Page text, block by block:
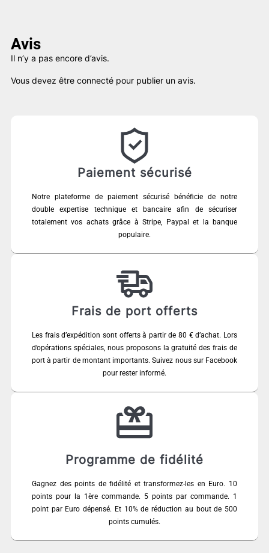
Avis
Il n’y a pas encore d’avis.
Vous devez être connecté pour publier un avis.
Paiement sécurisé
Notre plateforme de paiement sécurisé bénéficie de notre
double expertise technique et bancaire afin de sécuriser
totalement vos achats grâce à Stripe, Paypal et la banque
populaire.
Frais de port offerts
Les frais d’expédition sont offerts à partir de 80 € d’achat. Lors
d’opérations spéciales, nous proposons la gratuité des frais de
port à partir de montant importants. Suivez nous sur Facebook
pour rester informé.
Programme de fidélité
Gagnez des points de fidélité et transformez-les en Euro. 10
points pour la 1ère commande. 5 points par commande. 1
point par Euro dépensé. Et 10% de réduction au bout de 500
points cumulés.